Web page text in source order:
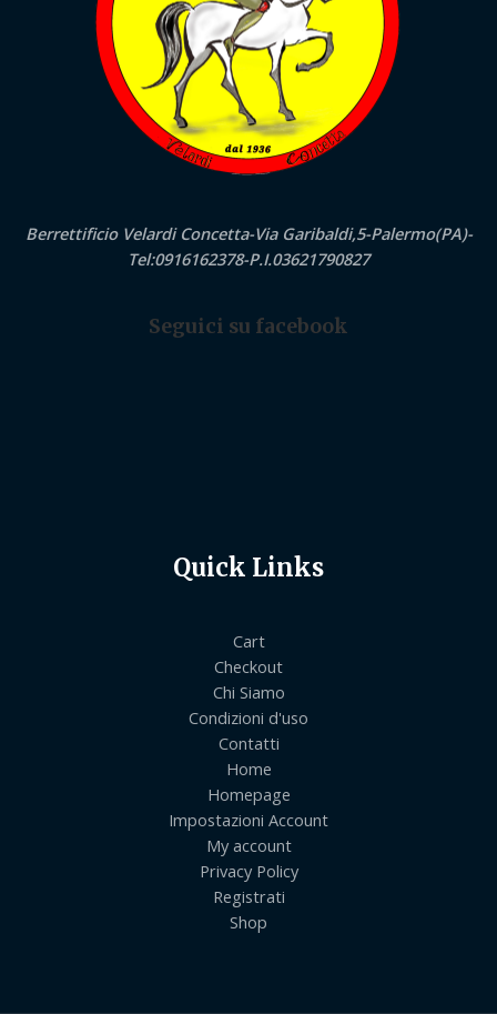
Berrettificio Velardi Concetta-Via Garibaldi,5-Palermo(PA)-
Tel:0916162378-P.I.03621790827
Seguici su facebook
Quick Links
Cart
Checkout
Chi Siamo
Condizioni d'uso
Contatti
Home
Homepage
Impostazioni Account
My account
Privacy Policy
Registrati
Shop